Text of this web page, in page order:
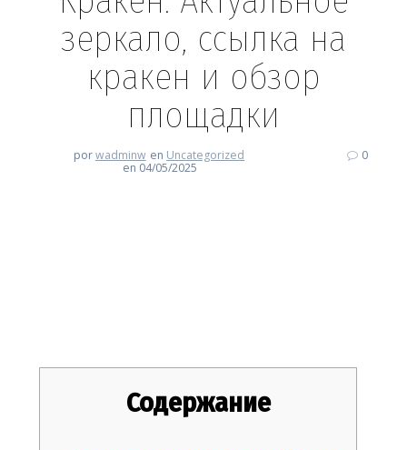
зеркало, ссылка на
кракен и обзор
площадки
porwadminw en Uncategorized
en 04/05/2025
0
Содержание